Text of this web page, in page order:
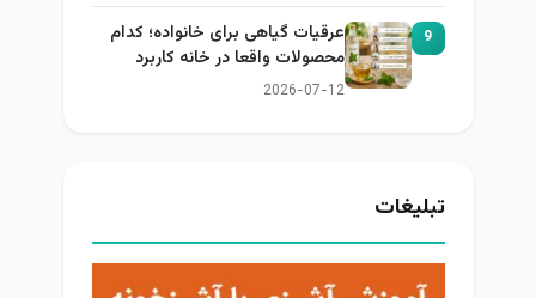
9
عرقیات گیاهی برای خانواده؛ کدام
محصولات واقعا در خانه کاربرد
دارند؟
2026-07-12
تبلیغات